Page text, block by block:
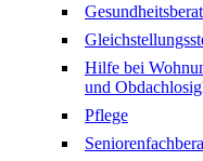
Hilfe bei
und
Pflege